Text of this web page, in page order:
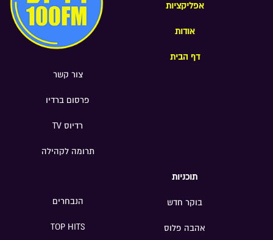
אפליקציות
אודות
דף הבית
צור קשר
פרסום ברדיו
רדיוס TV
תרומה לקהילה
תוכניות
בוקר חדש
אהבה פלוס
הנבחרים
TOP HITS